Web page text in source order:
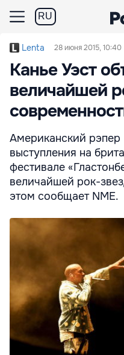
RU
Lenta 28 июня 2015, 10:40
Канье Уэст
величайшей
Американский рэпер
выступления на
фестивале
величайшей рок-
этом сообщает NME.